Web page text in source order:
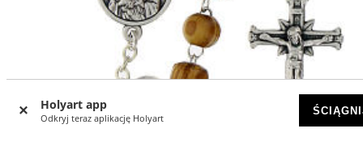
Holyart app
Odkryj teraz aplikację Holyart